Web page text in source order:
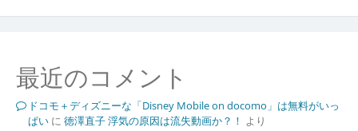
最近のコメント
ドコモ＋ディズニーな「Disney Mobile on docomo」は無料がいっ
ぱいに 徳澤直子 浮気の原因は流失動画か？！ より